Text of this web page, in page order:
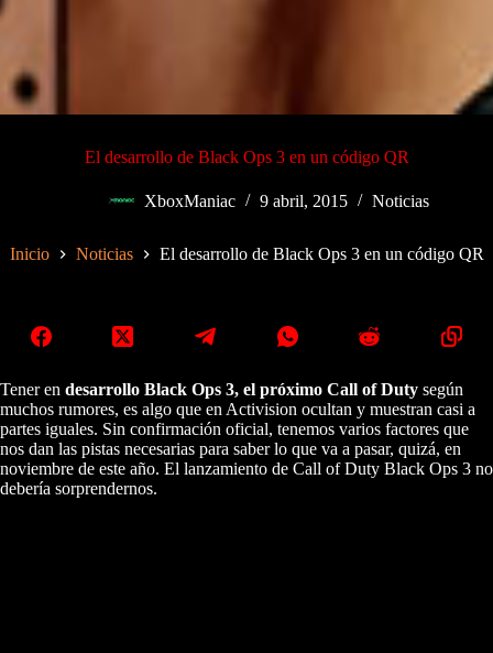
El desarrollo de Black Ops 3 en un código QR
XboxManiac 9 abril, 2015 Noticias
Inicio Noticias El desarrollo de Black Ops 3 en un código QR
Tener en desarrollo Black Ops 3, el próximo Call of Duty según
muchos rumores, es algo que en Activision ocultan y muestran casi a
partes iguales. Sin confirmación oficial, tenemos varios factores que
nos dan las pistas necesarias para saber lo que va a pasar, quizá, en
noviembre de este año. El lanzamiento de Call of Duty Black Ops 3 no
debería sorprendernos.